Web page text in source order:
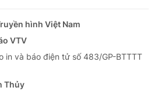
hình Việt Nam
VTV
in và báo điện tử số 483/GP-BTTTT
Thủy